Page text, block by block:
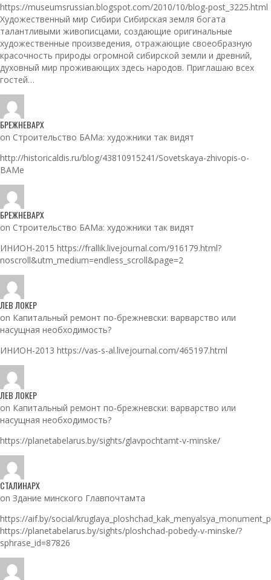
https://museumsrussian.blogspot.com/2010/10/blog-post_3225.html
Художественный мир Сибири Сибирская земля богата
талантливыми живописцами, создающие оригинальные
художественные произведения, отражающие своеобразную
красочность природы огромной сибирской земли и древний,
духовный мир проживающих здесь народов. Приглашаю всех
гостей…
БРЕЖНЕВАРХ
on Строительство БАМа: художники так видят
http://historicaldis.ru/blog/43810915241/Sovetskaya-zhivopis-o-
BAMe
БРЕЖНЕВАРХ
on Строительство БАМа: художники так видят
ИНИОН-2015 https://frallik.livejournal.com/916179.html?
noscroll&utm_medium=endless_scroll&page=2
ЛЕВ ЛОКЕР
on Капитальный ремонт по-брежневски: варварство или
насущная необходимость?
ИНИОН-2013 https://vas-s-al.livejournal.com/465197.html
ЛЕВ ЛОКЕР
on Капитальный ремонт по-брежневски: варварство или
насущная необходимость?
https://planetabelarus.by/sights/glavpochtamt-v-minske/
СТАЛИНАРХ
on Здание минского Главпочтамта
https://aif.by/social/
https://planetabelarus.by/sights/ploshchad-pobedy-v-minske/?
sphrase_id=87826